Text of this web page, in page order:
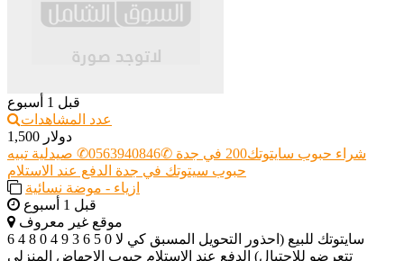
قبل 1 أسبوع
عدد المشاهدات
1,500 دولار
شراء حبوب سايتوتك200 في جدة ✆0563940846✆ صيدلية تبيه
حبوب سيتوتك في جدة الدفع عند الاستلام
ازياء - موضة نسائية
قبل 1 أسبوع
موقع غير معروف
6 4 8 0 4 9 3 6 5 0 سايتوتك للبيع (احذور التحويل المسبق كي لا
تتعرضو للاحتيال) الدفع عند الاستلام حبوب الاجهاض المنزلي